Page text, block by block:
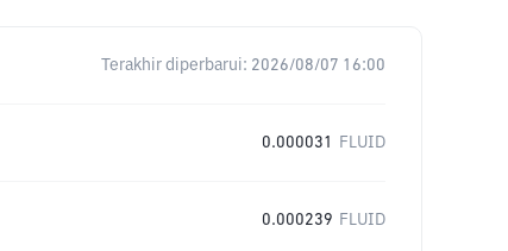
Terakhir diperbarui: 2026/08/07 16:00
0.000031 FLUID
0.000239 FLUID